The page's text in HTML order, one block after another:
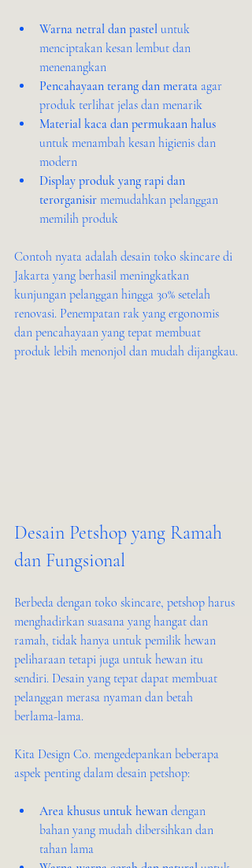
Warna netral dan pastel untuk
menciptakan kesan lembut dan
menenangkan
Pencahayaan terang dan merata agar
produk terlihat jelas dan menarik
Material kaca dan permukaan halus
untuk menambah kesan higienis dan
modern
Display produk yang rapi dan
terorganisir memudahkan pelanggan
memilih produk
Contoh nyata adalah desain toko skincare di
Jakarta yang berhasil meningkatkan
kunjungan pelanggan hingga 30% setelah
renovasi. Penempatan rak yang ergonomis
dan pencahayaan yang tepat membuat
produk lebih menonjol dan mudah dijangkau.
Desain Petshop yang Ramah
dan Fungsional
Berbeda dengan toko skincare, petshop harus
menghadirkan suasana yang hangat dan
ramah, tidak hanya untuk pemilik hewan
peliharaan tetapi juga untuk hewan itu
sendiri. Desain yang tepat dapat membuat
pelanggan merasa nyaman dan betah
berlama-lama.
Kita Design Co. mengedepankan beberapa
aspek penting dalam desain petshop:
Area khusus untuk hewan dengan
bahan yang mudah dibersihkan dan
tahan lama